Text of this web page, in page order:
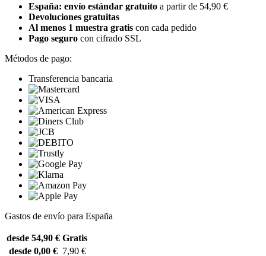
España: envío estándar gratuito a partir de 54,90 €
Devoluciones gratuitas
Al menos 1 muestra gratis con cada pedido
Pago seguro con cifrado SSL
Métodos de pago:
Transferencia bancaria
Gastos de envío para España
desde 54,90 € Gratis
desde 0,00 € 7,90 €